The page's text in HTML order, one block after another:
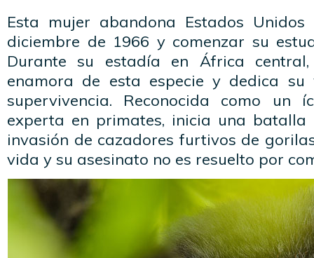
Esta mujer abandona Estados
diciembre de 1966 y comenzar su
Durante su estadía en África central,
enamora de esta especie y dedica
supervivencia. Reconocida como un
experta en primates, inicia una batalla
invasión de cazadores furtivos de
vida y su asesinato no es resuelto por